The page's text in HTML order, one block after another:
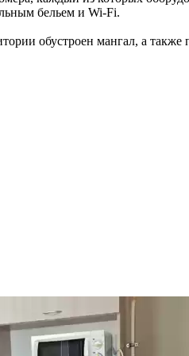
бельем и Wi-Fi.
обустроен мангал, а также